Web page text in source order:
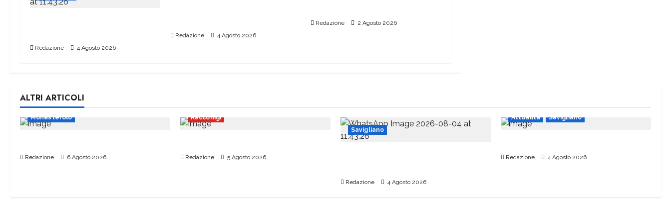
Redazione 4 Agosto 2026
Redazione 4 Agosto 2026
Redazione 2 Agosto 2026
ALTRI ARTICOLI
Monasterolo
Redazione 6 Agosto 2026
Racconigi
Redazione 5 Agosto 2026
Savigliano
Redazione 4 Agosto 2026
Attualità Savigliano
Redazione 4 Agosto 2026